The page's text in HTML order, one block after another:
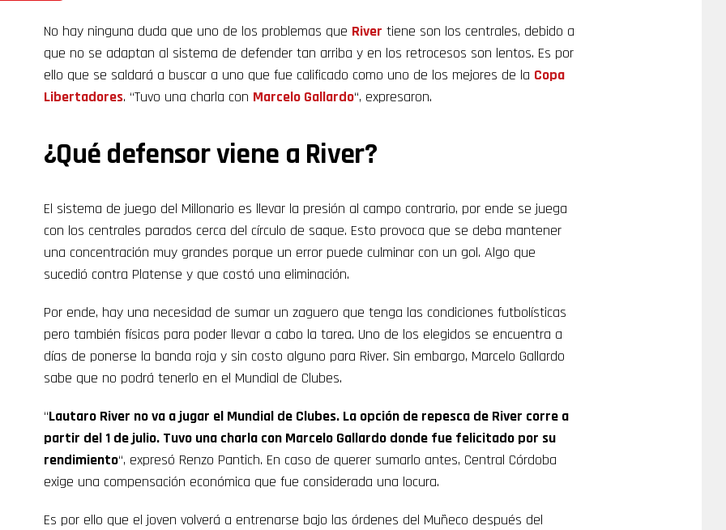
No hay ninguna duda que uno de los problemas que River tiene son los centrales, debido a
que no se adaptan al sistema de defender tan arriba y en los retrocesos son lentos. Es por
ello que se saldará a buscar a uno que fue calificado como uno de los mejores de la Copa
Libertadores. “Tuvo una charla con Marcelo Gallardo“, expresaron.
¿Qué defensor viene a River?
El sistema de juego del Millonario es llevar la presión al campo contrario, por ende se juega
con los centrales parados cerca del círculo de saque. Esto provoca que se deba mantener
una concentración muy grandes porque un error puede culminar con un gol. Algo que
sucedió contra Platense y que costó una eliminación.
Por ende, hay una necesidad de sumar un zaguero que tenga las condiciones futbolísticas
pero también físicas para poder llevar a cabo la tarea. Uno de los elegidos se encuentra a
días de ponerse la banda roja y sin costo alguno para River. Sin embargo, Marcelo Gallardo
sabe que no podrá tenerlo en el Mundial de Clubes.
“Lautaro River no va a jugar el Mundial de Clubes. La opción de repesca de River corre a
partir del 1 de julio. Tuvo una charla con Marcelo Gallardo donde fue felicitado por su
rendimiento“, expresó Renzo Pantich. En caso de querer sumarlo antes, Central Córdoba
exige una compensación económica que fue considerada una locura.
Es por ello que el joven volverá a entrenarse bajo las órdenes del Muñeco después del